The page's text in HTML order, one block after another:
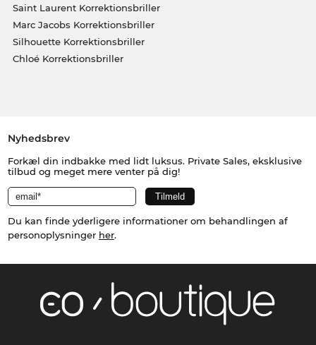
Saint Laurent Korrektionsbriller
Marc Jacobs Korrektionsbriller
Silhouette Korrektionsbriller
Chloé Korrektionsbriller
Nyhedsbrev
Forkæl din indbakke med lidt luksus. Private Sales, eksklusive
tilbud og meget mere venter på dig!
Du kan finde yderligere informationer om behandlingen af
personoplysninger her.